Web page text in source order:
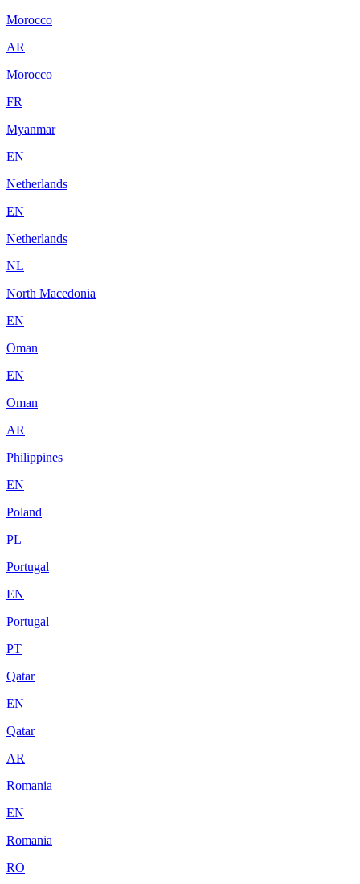
Morocco
AR
Morocco
FR
Myanmar
EN
Netherlands
EN
Netherlands
NL
North Macedonia
EN
Oman
EN
Oman
AR
Philippines
EN
Poland
PL
Portugal
EN
Portugal
PT
Qatar
EN
Qatar
AR
Romania
EN
Romania
RO